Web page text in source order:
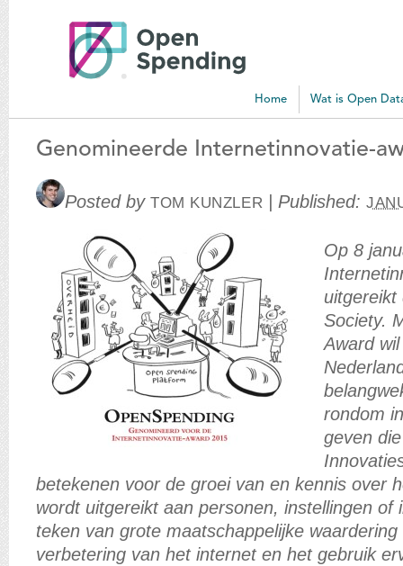
Open
Spending
Home Wat is Open
Genomineerde Internetinnovatie-
Posted by TOM KUNZLER Published:
Op 8
uitgereikt
Society.
Award
rondom
geven
betekenen voor de groei van en kennis over
wordt uitgereikt aan personen, instellingen of
teken van grote maatschappelijke
verbetering van het internet en het gebruik